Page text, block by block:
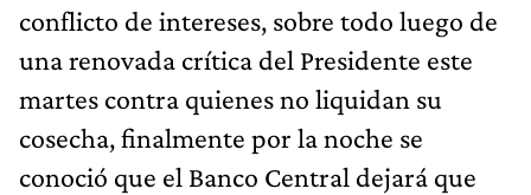
conflicto de intereses, sobre todo luego de
una renovada crítica del Presidente este
martes contra quienes no liquidan su
cosecha, finalmente por la noche se
conoció que el Banco Central dejará que